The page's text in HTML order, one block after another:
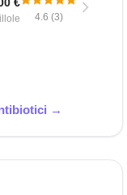
4.6 (3)
→